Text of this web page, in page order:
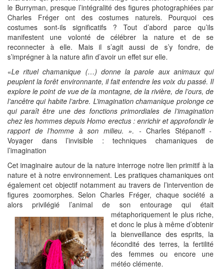
le Burryman, presque l’intégralité des figures photographiées par
Charles Fréger ont des costumes naturels. Pourquoi ces
costumes sont-ils significatifs ? Tout d’abord parce qu’ils
manifestent une volonté de célébrer la nature et de se
reconnecter à elle. Mais il s’agit aussi de s’y fondre, de
s’imprégner à la nature afin d’avoir un effet sur elle.
«Le rituel chamanique (…) donne la parole aux animaux qui
peuplent la forêt environnante, il fait entendre les voix du passé. Il
explore le point de vue de la montagne, de la rivière, de l’ours, de
l’ancêtre qui habite l’arbre. L’imagination chamanique prolonge ce
qui paraît être une des fonctions primordiales de l’imagination
chez les hommes depuis Homo erectus : enrichir et approfondir le
rapport de l’homme à son milieu. ». - Charles Stépanoff -
Voyager dans l’invisible : techniques chamaniques de
l’imagination
Cet imaginaire autour de la nature interroge notre lien primitif à la
nature et à notre environnement. Les pratiques chamaniques ont
également cet objectif notamment au travers de l’intervention de
figures zoomorphes. Selon Charles Fréger, chaque société a
alors privilégié l’animal de son entourage qui était
métaphoriquement le plus riche,
et donc le plus à même d’obtenir
la bienveillance des esprits, la
fécondité des terres, la fertilité
des femmes ou encore une
météo clémente.